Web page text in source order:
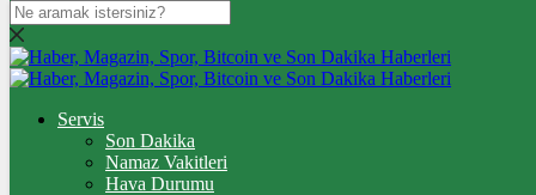
DOLAR
47,7436$% 0.18
% 0.32
STERLİN
Servis
Son Dakika
Namaz Vakitleri
Hava Durumu